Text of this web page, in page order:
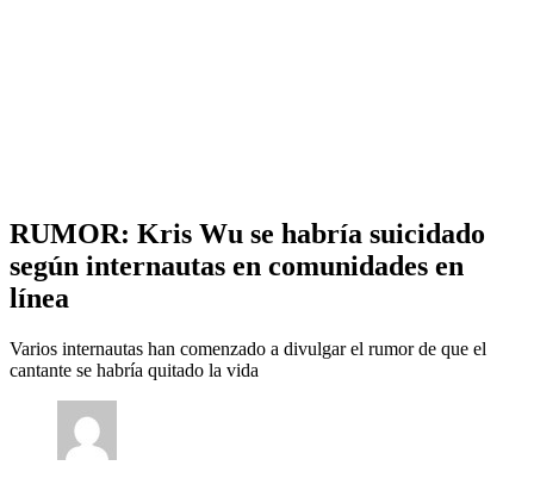
RUMOR: Kris Wu se habría suicidado
según internautas en comunidades en
línea
Varios internautas han comenzado a divulgar el rumor de que el
cantante se habría quitado la vida